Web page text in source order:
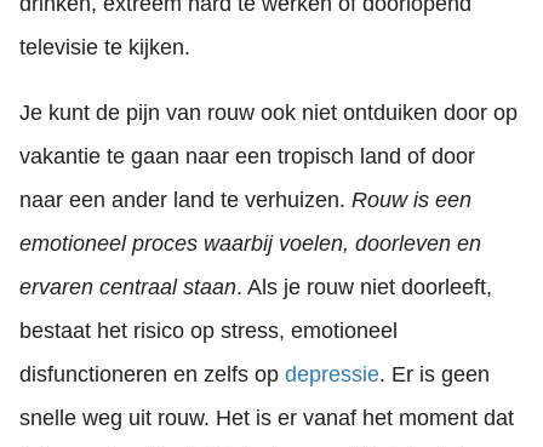
televisie te kijken.
Je kunt de pijn van rouw ook niet ontduiken door op
vakantie te gaan naar een tropisch land of door
naar een ander land te verhuizen. Rouw is een
emotioneel proces waarbij voelen, doorleven en
ervaren centraal staan. Als je rouw niet doorleeft,
bestaat het risico op stress, emotioneel
disfunctioneren en zelfs op depressie. Er is geen
snelle weg uit rouw. Het is er vanaf het moment dat